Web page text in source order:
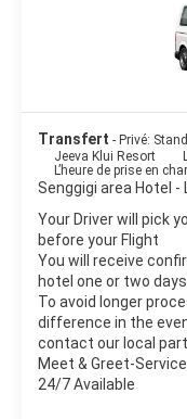
Transfert - Privé:
Jeeva Klui Resort
L’heure de prise en
Senggigi area Hotel
Your Driver will pick
before your Flight
You will receive
hotel one or two
To avoid longer
difference in the
contact our local
Meet & Greet-Service
24/7 Available